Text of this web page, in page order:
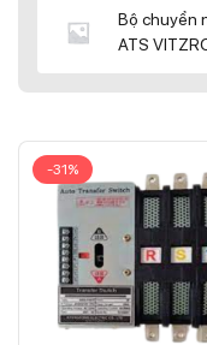
Bộ chuyển
ATS
-31%